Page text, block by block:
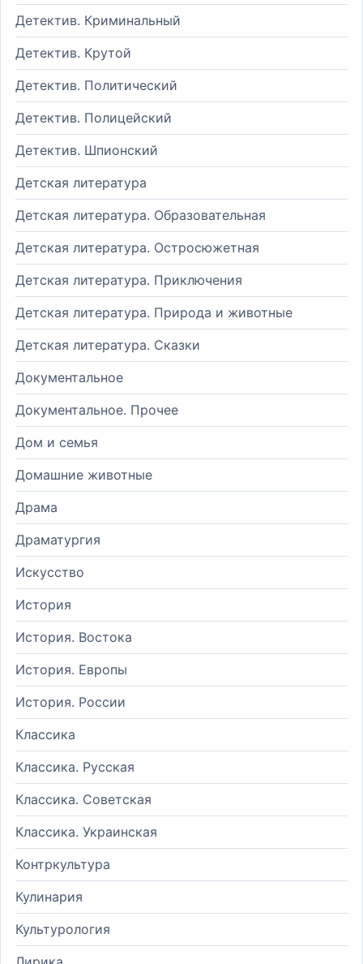
Детектив. Криминальный
Детектив. Крутой
Детектив. Политический
Детектив. Полицейский
Детектив. Шпионский
Детская литература
Детская литература. Образовательная
Детская литература. Остросюжетная
Детская литература. Приключения
Детская литература. Природа и животные
Детская литература. Сказки
Документальное
Документальное. Прочее
Дом и семья
Домашние животные
Драма
Драматургия
Искусство
История
История. Востока
История. Европы
История. России
Классика
Классика. Русская
Классика. Советская
Классика. Украинская
Контркультура
Кулинария
Культурология